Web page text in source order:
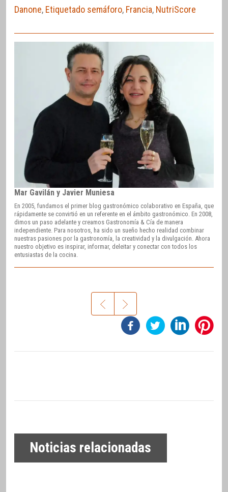
Danone, Etiquetado semáforo, Francia, NutriScore
Mar Gavilán y Javier Muniesa
En 2005, fundamos el primer blog gastronómico colaborativo en España, que
rápidamente se convirtió en un referente en el ámbito gastronómico. En 2008,
dimos un paso adelante y creamos Gastronomía & Cía de manera
independiente. Para nosotros, ha sido un sueño hecho realidad combinar
nuestras pasiones por la gastronomía, la creatividad y la divulgación. Ahora
nuestro objetivo es inspirar, informar, deleitar y conectar con todos los
entusiastas de la cocina.
Noticias relacionadas